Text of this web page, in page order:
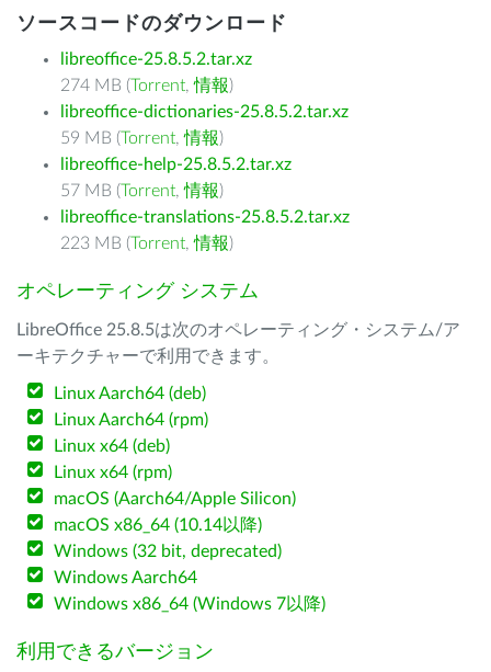
ソースコードのダウンロード
libreoffice-25.8.5.2.tar.xz
274 MB (Torrent,情報)
libreoffice-dictionaries-25.8.5.2.tar.xz
59 MB (Torrent,情報)
libreoffice-help-25.8.5.2.tar.xz
57 MB (Torrent,情報)
libreoffice-translations-25.8.5.2.tar.xz
223 MB (Torrent,情報)
オペレーティング システム
LibreOffice 25.8.5は次のオペレーティング・システム/ア
ーキテクチャーで利用できます。
Linux Aarch64 (deb)
Linux Aarch64 (rpm)
Linux x64 (deb)
Linux x64 (rpm)
macOS (Aarch64/Apple Silicon)
macOS x86_64 (10.14以降)
Windows (32 bit, deprecated)
Windows Aarch64
Windows x86_64 (Windows 7以降)
利用できるバージョン